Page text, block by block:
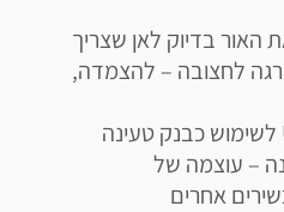
לחצובה – להצמדה,
– עוצמה של